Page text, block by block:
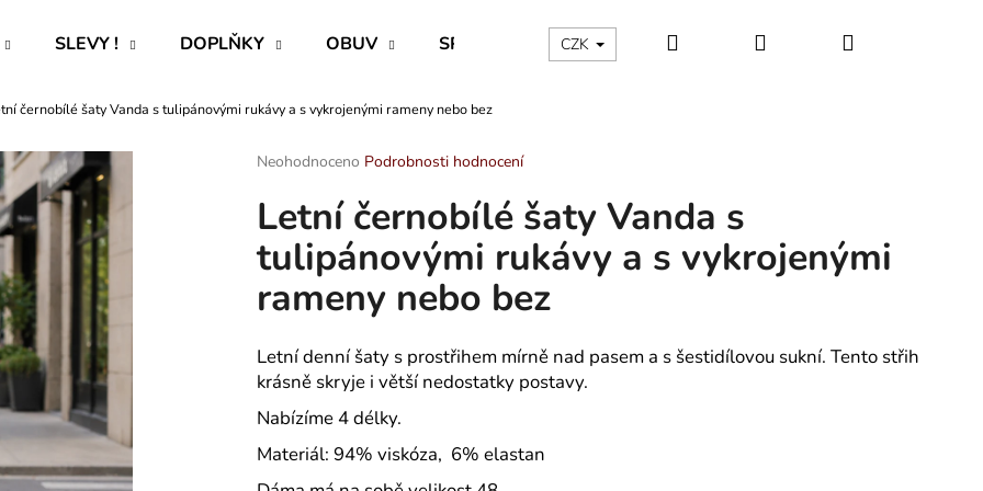
SLEVY ! DOPLŇKY OBUV SPECIÁLNÍ KATEGORIE Kontakty - máte nějaký dotaz?
CZK Hledat PřihlášeníNákupní
černobílé šaty Vanda s tulipánovými rukávy a s vykrojenými rameny nebo bez
Průměrné
produktu
je
0,0
z
hvězdiček.
Neohodnoceno Podrobnosti hodnocení
Letní černobílé šaty Vanda s
tulipánovými rukávy a s vykrojenými
rameny nebo bez
Letní denní šaty s prostřihem mírně nad pasem a s šestidílovou sukní. Tento střih
krásně skryje i větší nedostatky postavy.
Nabízíme 4 délky.
Materiál: 94% viskóza, 6% elastan
Co potřebujete najít?
HLEDAT
Doporučujeme
TEPLÁKOVÝ KABÁT -